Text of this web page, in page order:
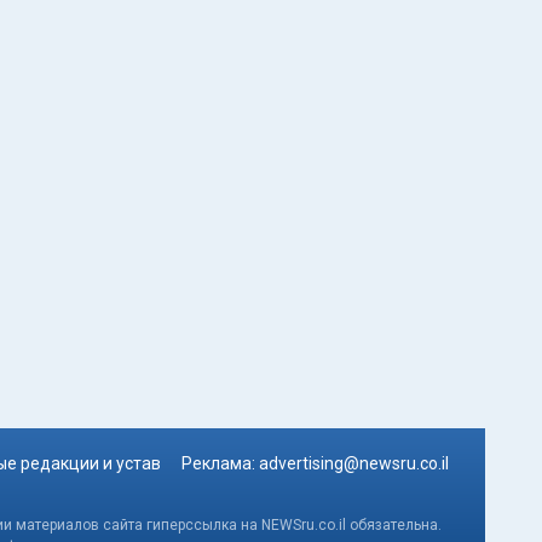
редакции и устав Реклама: advertising@newsru.co.il
сайта гиперссылка на NEWSru.co.il обязательна.